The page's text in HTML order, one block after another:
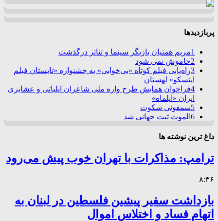
پربازدیدها
1مریم همتیان بازیگر سینما و تئاتر درگذشت
2خاموش نمی شود
3راه‌یابی فیلم کوتاه «بی‌خوابی» به جشنواره «تابستان فیلم
اینسکو» لهستان
4فراخوان همایش طرح واره ملی شاعران ایلیاتی و عشایری
ایران «ایلماه»
5سمفونی سکوت
6 الموت ثبت جهانی شد
داغ ترین نوشته ها
ترامپ: مذاکرات با تهران خوب پیش می‌رود
۸:۳۶
بازداشت سفیر پیشین فلسطین در لبنان به
اتهام فساد و اختلاس اموال